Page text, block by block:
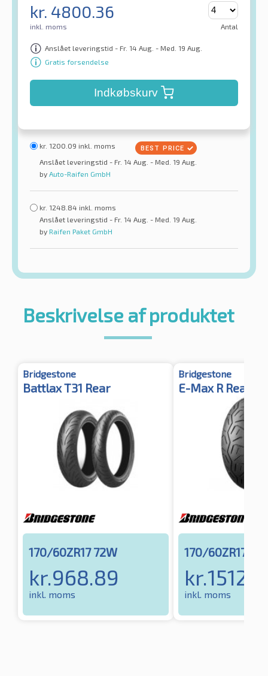
kr. 4800.36
inkl. moms Antal
Anslået leveringstid - Fr. 14 Aug. - Med. 19 Aug.
Gratis forsendelse
Indkøbskurv
kr. 1200.09 inkl. moms
Anslået leveringstid - Fr. 14 Aug. - Med. 19 Aug.
by Auto-Raifen GmbH
kr. 1248.84 inkl. moms
Anslået leveringstid - Fr. 14 Aug. - Med. 19 Aug.
by Raifen Paket GmbH
Beskrivelse af produktet
Bridgestone
Battlax T31 Rear
170/60ZR17 72W
kr.968.89
inkl. moms
Bridgestone
E-Max R Rear
170/60ZR17
kr.
inkl. moms